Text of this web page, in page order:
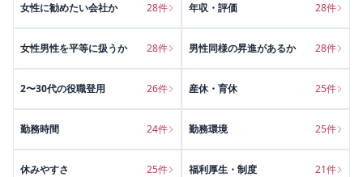
女性に勧めたい会社か 28件 年収・評価 28件
女性男性を平等に扱うか 28件 男性同様の昇進があるか 28件
2〜30代の役職登用 26件 産休・育休 25件
勤務時間 24件 勤務環境 25件
休みやすさ 25件 福利厚生・制度 21件